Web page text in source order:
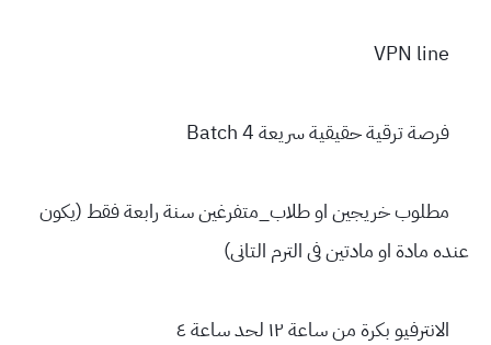
VPN line
فرصة ترقية حقيقية سريعة Batch 4
مطلوب خريجين او طلاب_متفرغين سنة رابعة فقط (يكون
عنده مادة او مادتين فى الترم التانى)
الانترفيو بكرة من ساعة ١٢ لحد ساعة ٤